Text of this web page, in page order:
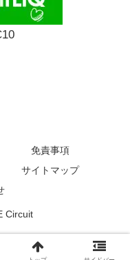
免責事項
サイトマップ
Circuit